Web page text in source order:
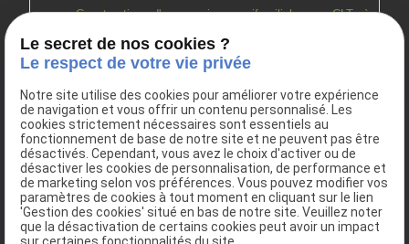
Construction d'une maison unifamiliale en CLT à
Construction d'une maison unifamiliale à XHORIS.
Construciton d'une maison unifamiliale à SAINT-
NICOLAS.
Voir toutes les actualités
Le secret de nos cookies ?
Le respect de votre vie privée
Notre site utilise des cookies pour améliorer votre expérience
de navigation et vous offrir un contenu personnalisé. Les
cookies strictement nécessaires sont essentiels au
fonctionnement de base de notre site et ne peuvent pas être
désactivés. Cependant, vous avez le choix d'activer ou de
désactiver les cookies de personnalisation, de performance et
de marketing selon vos préférences. Vous pouvez modifier vos
paramètres de cookies à tout moment en cliquant sur le lien
'Gestion des cookies' situé en bas de notre site. Veuillez noter
que la désactivation de certains cookies peut avoir un impact